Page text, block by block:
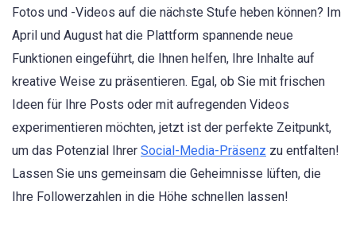
Fotos und -Videos auf die nächste Stufe heben können? Im
April und August hat die Plattform spannende neue
Funktionen eingeführt, die Ihnen helfen, Ihre Inhalte auf
kreative Weise zu präsentieren. Egal, ob Sie mit frischen
Ideen für Ihre Posts oder mit aufregenden Videos
experimentieren möchten, jetzt ist der perfekte Zeitpunkt,
um das Potenzial Ihrer Social-Media-Präsenz zu entfalten!
Lassen Sie uns gemeinsam die Geheimnisse lüften, die
Ihre Followerzahlen in die Höhe schnellen lassen!